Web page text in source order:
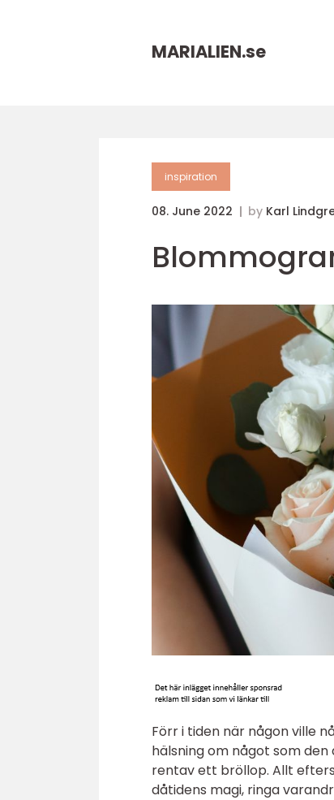
MARIALIEN.se
inspiration
08. June 2022 by Karl
Förr i tiden när någon ville
hälsning om något som
rentav ett bröllop. Allt
dåtidens magi, ringa